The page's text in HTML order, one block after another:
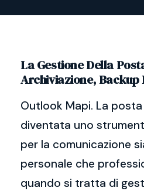
La Gestione Della
Archiviazione, Backup
Outlook Mapi. La
diventata uno
per la comunicazione
personale che
quando si tratta di